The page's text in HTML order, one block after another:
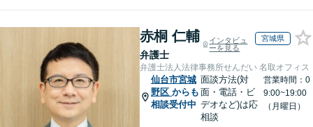
赤桐 仁輔
弁護士
インタビュ
ーを見る
宮城県
弁護士法人法律事務所せんだい 名取オフィス
仙台市宮城
野区 からも
相談受付中
面談方法(対
面・電話・ビ
デオなど)は応
相談
営業時間：0
9:00~19:00
（月曜日）